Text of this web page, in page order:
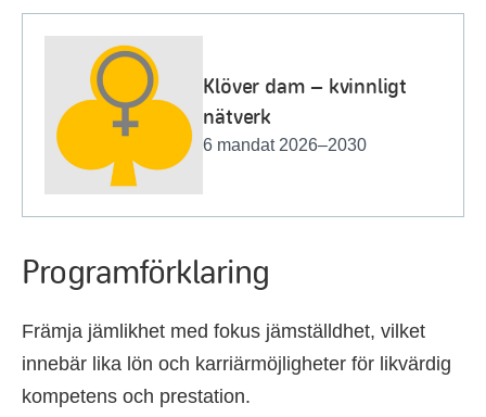
Klöver dam – kvinnligt
nätverk
6 mandat 2026–2030
Programförklaring
Främja jämlikhet med fokus jämställdhet, vilket
innebär lika lön och karriärmöjligheter för likvärdig
kompetens och prestation.